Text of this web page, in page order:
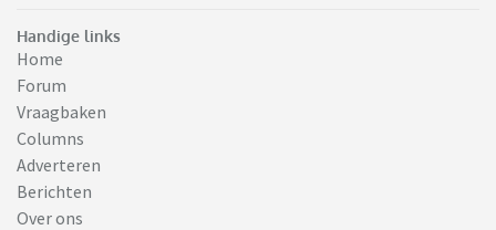
Handige links
Home
Forum
Vraagbaken
Columns
Adverteren
Berichten
Over ons